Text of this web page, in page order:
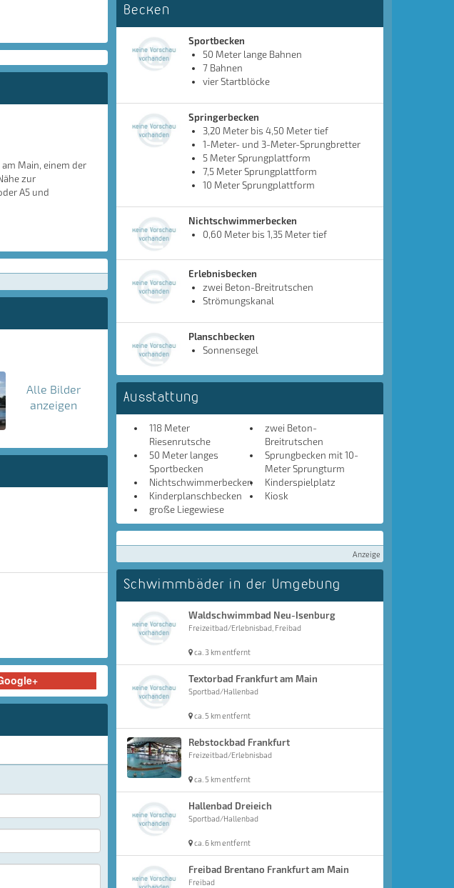
Main, einem der
zur
A5 und
Alle Bilder
anzeigen
Becken
Sportbecken
50 Meter lange Bahnen
7 Bahnen
vier Startblöcke
Springerbecken
3,20 Meter bis 4,50 Meter tief
1-Meter- und 3-Meter-Sprungbretter
5 Meter Sprungplattform
7,5 Meter Sprungplattform
10 Meter Sprungplattform
Nichtschwimmerbecken
0,60 Meter bis 1,35 Meter tief
Erlebnisbecken
zwei Beton-Breitrutschen
Strömungskanal
Planschbecken
Sonnensegel
Ausstattung
118 Meter
Riesenrutsche
zwei Beton-
Breitrutschen
50 Meter langes
Sportbecken
Sprungbecken mit 10-
Meter Sprungturm
Nichtschwimmerbecken
Kinderspielplatz
Kinderplanschbecken
Kiosk
große Liegewiese
Anzeige
Schwimmbäder in der Umgebung
Waldschwimmbad Neu-Isenburg
Freizeitbad/Erlebnisbad, Freibad
ca. 3 km entfernt
Textorbad Frankfurt am Main
Sportbad/Hallenbad
ca. 5 km entfernt
Rebstockbad Frankfurt
Freizeitbad/Erlebnisbad
ca. 5 km entfernt
Hallenbad Dreieich
Sportbad/Hallenbad
ca. 6 km entfernt
Freibad Brentano Frankfurt am Main
Freibad